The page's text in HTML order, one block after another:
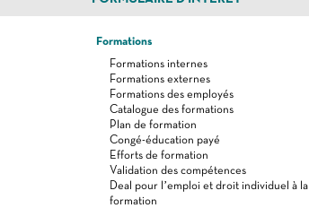
Formations
Formations internes
Formations externes
Formations des employés
Catalogue des formations
Plan de formation
Congé-éducation payé
Efforts de formation
Validation des compétences
Deal pour l’emploi et droit individuel à la
formation